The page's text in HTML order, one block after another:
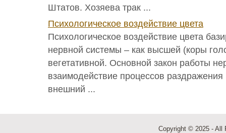
Штатов. Хозяева трак ...
Психологическое воздействие цвета
Психологическое воздействие цвета
нервной системы – как высшей (коры
вегетативной. Основной закон работы
взаимодействие процессов
внешний ...
Copyright © 2025 - All